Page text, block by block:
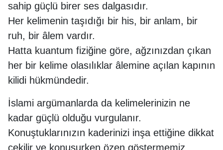
sahip güçlü birer ses dalgasıdır.
Her kelimenin taşıdığı bir his, bir anlam, bir
ruh, bir âlem vardır.
Hatta kuantum fiziğine göre, ağzınızdan çıkan
her bir kelime olasılıklar âlemine açılan kapının
kilidi hükmündedir.
İslami argümanlarda da kelimelerinizin ne
kadar güçlü olduğu vurgulanır.
Konuştuklarınızın kaderinizi inşa ettiğine dikkat
çekilir ve konuşurken özen göstermemiz